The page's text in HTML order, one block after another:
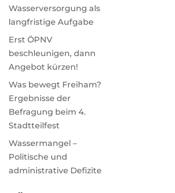
Wasserversorgung als
langfristige Aufgabe
Erst ÖPNV
beschleunigen, dann
Angebot kürzen!
Was bewegt Freiham?
Ergebnisse der
Befragung beim 4.
Stadtteilfest
Wassermangel –
Politische und
administrative Defizite